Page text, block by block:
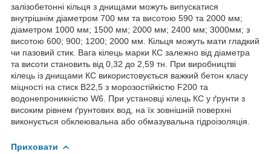
залізобетонні кільця з днищами можуть випускатися
внутрішнім діаметром 700 мм та висотою 590 та 2000 мм;
діаметром 1000 мм; 1500 мм; 2000 мм; 2400 мм; 3000мм; з
висотою 600; 900; 1200; 2000 мм. Кільця можуть мати гладкий
чи пазовий стик. Вага кілець марки КС залежно від діаметра
та висоти становить від 0,32 до 2,59 тн. При виробництві
кілець із днищами КС використовується важкий бетон класу
міцності на стиск В22,5 з морозостійкістю F200 та
водонепроникністю W6. При установці кілець КС у ґрунти з
високим рівнем ґрунтових вод, на їх зовнішній поверхні
виконується обклеювальна або обмазувальна гідроізоляція.
Приховати